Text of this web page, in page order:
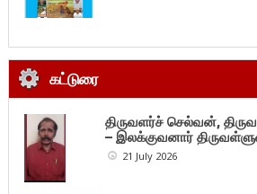
கட்டுரை
திருவளர்ச் செல்வன்,
– இலக்குவனார்
21 July 2026